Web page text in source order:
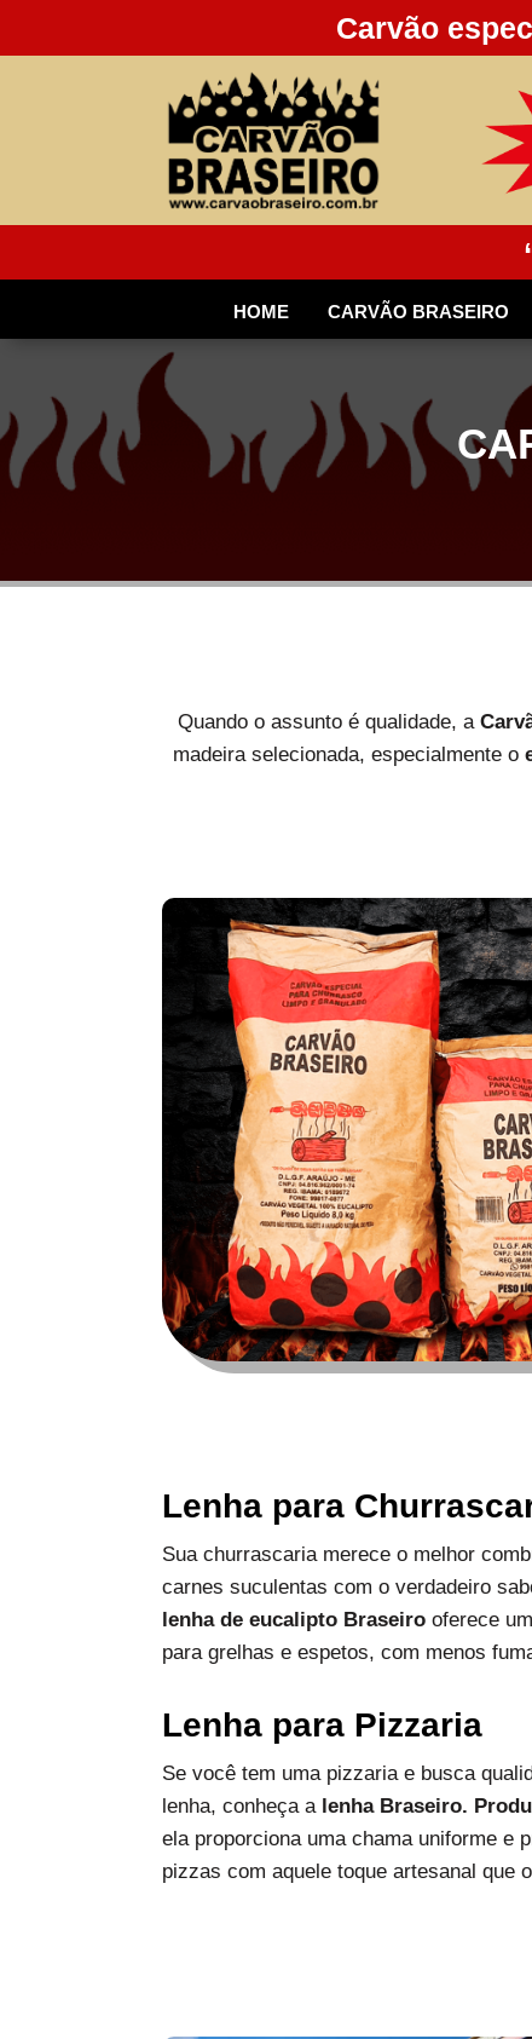
Carvão
HOME CARVÃO BRASEIRO
Quando o assunto é qualidade, a
madeira selecionada, especialmente o
Lenha para
Sua churrascaria merece o melhor
carnes suculentas com o verdadeiro
lenha de eucalipto Braseiro oferece
para grelhas e espetos, com menos
Lenha para Pizzaria
Se você tem uma pizzaria e busca
lenha, conheça a lenha Braseiro.
ela proporciona uma chama uniforme e
pizzas com aquele toque artesanal que